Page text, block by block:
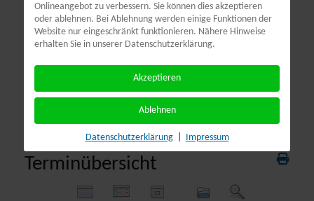
Terminübersicht
Onlineangebot zu verbessern. Sie können dies akzeptieren
oder ablehnen. Bei Ablehnung werden einige Funktionen der
Website nur eingeschränkt funktionieren. Nähere Hinweise
erhalten Sie in unserer Datenschutzerklärung.
Akzeptieren
Ablehnen
Datenschutzerklärung Impressum